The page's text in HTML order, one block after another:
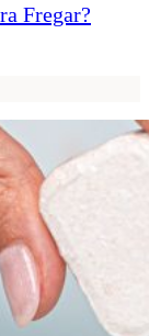
Fregar?